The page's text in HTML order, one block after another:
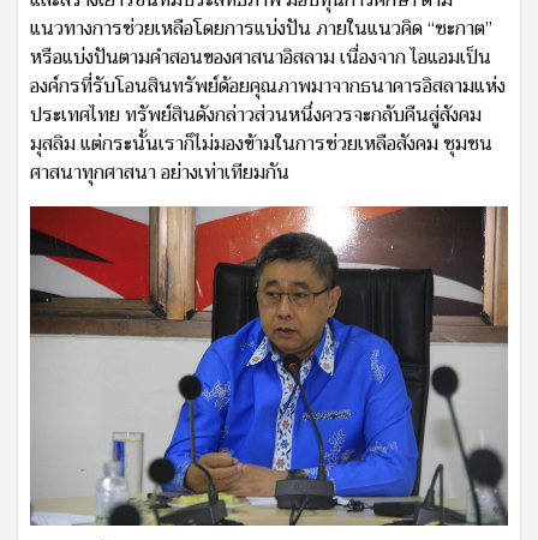
แนวทางการช่วยเหลือโดยการแบ่งปัน ภายในแนวคิด “ซะกาต”
หรือแบ่งปันตามคำสอนของศาสนาอิสลาม เนื่องจาก ไอแอมเป็น
องค์กรที่รับโอนสินทรัพย์ด้อยคุณภาพมาจากธนาคารอิสลามแห่ง
ประเทศไทย ทรัพย์สินดังกล่าวส่วนหนึ่งควรจะกลับคืนสู่สังคม
มุสลิม แต่กระนั้นเราก็ไม่มองข้ามในการช่วยเหลือสังคม ชุมชน
ศาสนาทุกศาสนา อย่างเท่าเทียมกัน